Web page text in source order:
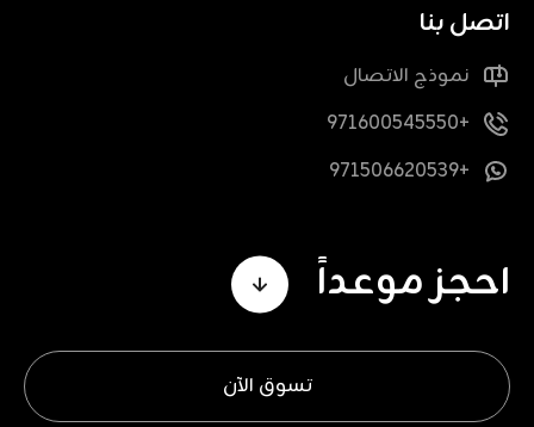
اتصل بنا
نموذج الاتصال
+971600545550
+971506620539
احجز موعداً
تسوق الآن